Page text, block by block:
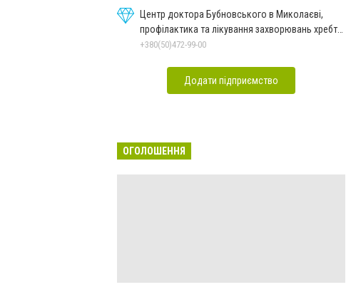
Центр доктора Бубновського в Миколаєві,
профілактика та лікування захворювань хребта
і суглобів
+380(50)472-99-00
Додати підприємство
ОГОЛОШЕННЯ